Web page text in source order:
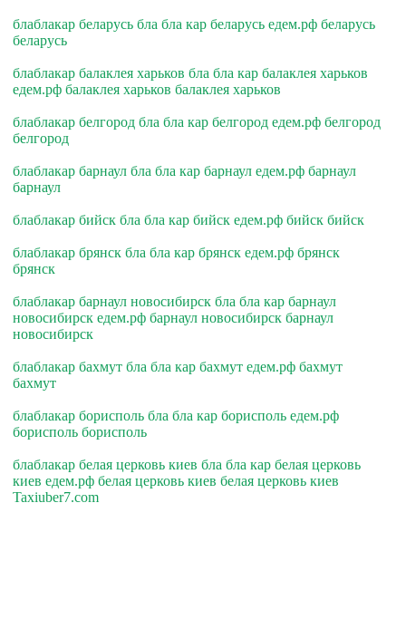
блаблакар беларусь бла бла кар беларусь едем.рф беларусь
беларусь
блаблакар балаклея харьков бла бла кар балаклея харьков
едем.рф балаклея харьков балаклея харьков
блаблакар белгород бла бла кар белгород едем.рф белгород
белгород
блаблакар барнаул бла бла кар барнаул едем.рф барнаул
барнаул
блаблакар бийск бла бла кар бийск едем.рф бийск бийск
блаблакар брянск бла бла кар брянск едем.рф брянск
брянск
блаблакар барнаул новосибирск бла бла кар барнаул
новосибирск едем.рф барнаул новосибирск барнаул
новосибирск
блаблакар бахмут бла бла кар бахмут едем.рф бахмут
бахмут
блаблакар борисполь бла бла кар борисполь едем.рф
борисполь борисполь
блаблакар белая церковь киев бла бла кар белая церковь
киев едем.рф белая церковь киев белая церковь киев
Taxiuber7.com